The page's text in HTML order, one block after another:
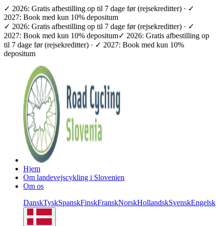
✓ 2026: Gratis afbestilling op til 7 dage før (rejsekreditter) · ✓
2027: Book med kun 10% depositum
✓ 2026: Gratis afbestilling op til 7 dage før (rejsekreditter) · ✓
2027: Book med kun 10% depositum✓ 2026: Gratis afbestilling op
til 7 dage før (rejsekreditter) · ✓ 2027: Book med kun 10%
depositum
Hjem
Om landevejscykling i Slovenien
Om os
DanskTyskSpanskFinskFranskNorskHollandskSvenskEngelsk